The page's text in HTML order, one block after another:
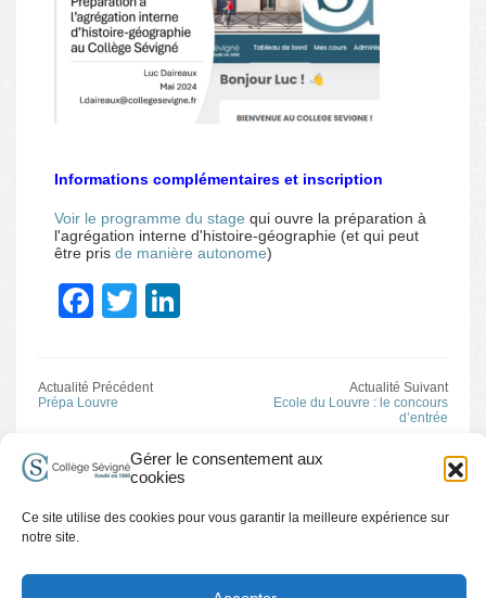
Gérer le consentement aux
cookies
Ce site utilise des cookies pour vous garantir la meilleure expérience sur
notre site.
Informations complémentaires et inscription
Voir le programme du stage qui ouvre la préparation à
l'agrégation interne d'histoire-géographie (et qui peut
être pris de manière autonome)
Facebook
Twitter
Actualité Précédent
Prépa Louvre
Actualité Suivant
Ecole du Louvre : le concours
d’entrée
Travailler à Sévigné Accessibilité handicap
Plan du site